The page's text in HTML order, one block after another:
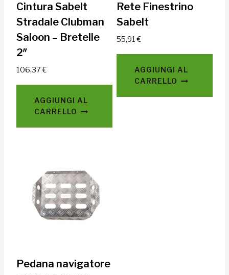
Cintura Sabelt
Stradale Clubman
Saloon – Bretelle
2″
106,37€
AGGIUNGI AL
CARRELLO
Rete Finestrino
Sabelt
55,91€
AGGIUNGI AL
CARRELLO
Pedana navigatore